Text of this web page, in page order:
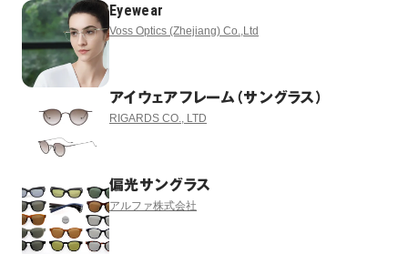
Eyewear
Voss Optics (Zhejiang) Co.,Ltd
アイウェアフレーム（サングラス）
RIGARDS CO., LTD
偏光サングラス
アルファ株式会社